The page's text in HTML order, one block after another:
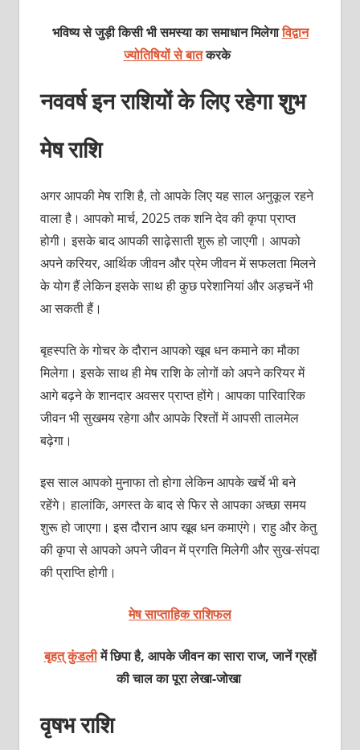
भविष्य से जुड़ी किसी भी समस्या का समाधान मिलेगाविद्वान
ज्योतिषियों से बातकरके
नववर्ष इन राशियों के लिए रहेगा शुभ
मेष राशि
अगर आपकी मेष राशि है, तो आपके लिए यह साल अनुकूल रहने
वाला है। आपको मार्च, 2025 तक शनि देव की कृपा प्राप्‍त
होगी। इसके बाद आपकी साढ़ेसाती शुरू हो जाएगी। आपको
अपने करियर, आर्थिक जीवन और प्रेम जीवन में सफलता मिलने
के योग हैं लेकिन इसके साथ ही कुछ परेशानियां और अड़चनें भी
आ सकती हैं।
बृहस्‍पति के गोचर के दौरान आपको खूब धन कमाने का मौका
मिलेगा। इसके साथ ही मेष राशि के लोगों को अपने करियर में
आगे बढ़ने के शानदार अवसर प्राप्त होंगे। आपका पारिवारिक
जीवन भी सुखमय रहेगा और आपके रिश्‍तों में आपसी तालमेल
बढ़ेगा।
इस साल आपको मुनाफा तो होगा लेकिन आपके खर्चे भी बने
रहेंगे। हालांकि, अगस्‍त के बाद से फिर से आपका अच्‍छा समय
शुरू हो जाएगा। इस दौरान आप खूब धन कमाएंगे। राहु और केतु
की कृपा से आपको अपने जीवन में प्र‍गति मिलेगी और सुख-संपदा
की प्राप्ति होगी।
मेष साप्ताहिक राशिफल
बृहत् कुंडलीमें छिपा है, आपके जीवन का सारा राज, जानें ग्रहों
की चाल का पूरा लेखा-जोखा
वृषभ राशि